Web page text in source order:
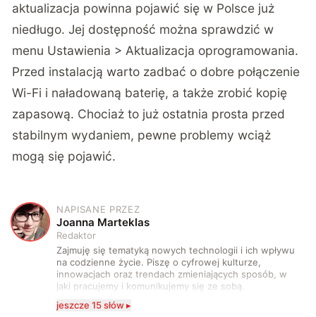
aktualizacja powinna pojawić się w Polsce już
niedługo. Jej dostępność można sprawdzić w
menu Ustawienia > Aktualizacja oprogramowania.
Przed instalacją warto zadbać o dobre połączenie
Wi-Fi i naładowaną baterię, a także zrobić kopię
zapasową. Chociaż to już ostatnia prosta przed
stabilnym wydaniem, pewne problemy wciąż
mogą się pojawić.
J
NAPISANE PRZEZ
Joanna Marteklas
Redaktor
Zajmuję się tematyką nowych technologii i ich wpływu
na codzienne życie. Piszę o cyfrowej kulturze,
innowacjach oraz trendach zmieniających sposób, w
jaki pracujemy i komunikujemy się ze sobą.
Szczególnie interesuje mnie relacja między rozwojem
technologii a współczesną popkulturą. W wolnych
jeszcze 15 słów ▸